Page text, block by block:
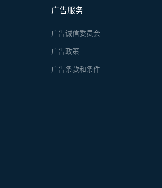
广告服务
广告诚信委员会
广告政策
广告条款和条件